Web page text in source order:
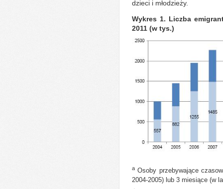
dzieci i młodzieży.
Wykres 1. Liczba
2011 (w tys.)
a Osoby przebywające
2004-2005) lub 3 miesiące (w